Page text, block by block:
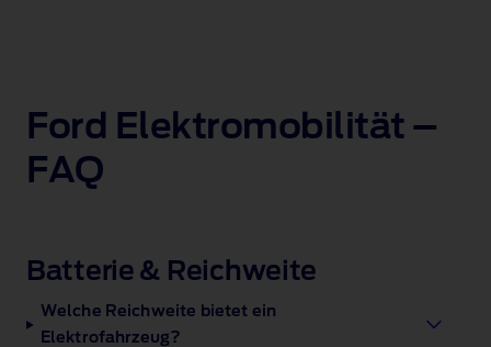
Ford Elektromobilität –
FAQ
Batterie & Reichweite
Welche Reichweite bietet ein
Elektrofahrzeug?